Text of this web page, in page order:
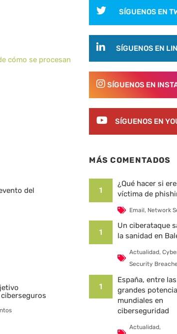
cómo se procesan
del
SÍGUENOS EN
SÍGUENOS EN
SÍGUENOS EN
SÍGUENOS EN
MÁS COMENTADOS
1
¿Qué hacer si
víctima de
Email, Network
1
Un ciberataque
la sanidad en
Actualidad,
Security
1
España, entre las
grandes
mundiales en
ciberseguridad
Actualidad,